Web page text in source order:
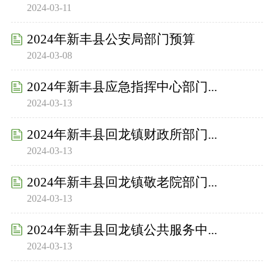
2024-03-11
2024年新丰县公安局部门预算
2024-03-08
2024年新丰县应急指挥中心部门...
2024-03-13
2024年新丰县回龙镇财政所部门...
2024-03-13
2024年新丰县回龙镇敬老院部门...
2024-03-13
2024年新丰县回龙镇公共服务中...
2024-03-13